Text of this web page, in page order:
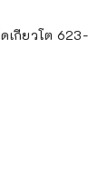
เกียวโต 623-